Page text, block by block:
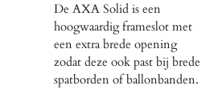
De AXA Solid is een
hoogwaardig frameslot met
een extra brede opening
zodat deze ook past bij brede
spatborden of ballonbanden.